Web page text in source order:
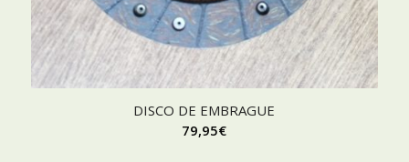
DISCO DE EMBRAGUE
79,95€